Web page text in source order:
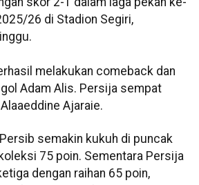
26 di Stadion Segiri,
melakukan comeback dan
Adam Alis. Persija sempat
Ajaraie.
semakin kukuh di puncak
75 poin. Sementara Persija
dengan raihan 65 poin,